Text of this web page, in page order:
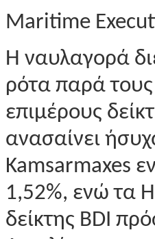
Maritime
Η ναυλαγορά
ρότα παρά τους
επιμέρους
ανασαίνει
Kamsarmaxes
1,52%, ενώ τα
δείκτης BDI